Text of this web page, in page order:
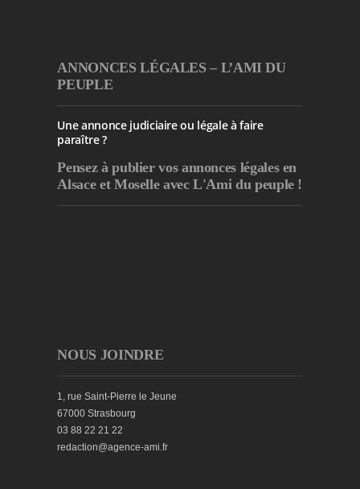
ANNONCES LÉGALES – L’AMI DU
PEUPLE
Une annonce judiciaire ou légale à faire
paraître ?
Pensez à publiervos annonces légales en
Alsace et Moselle avec L'Ami du peuple !
NOUS JOINDRE
1, rue Saint-Pierre le Jeune
67000 Strasbourg
03 88 22 21 22
redaction@agence-ami.fr